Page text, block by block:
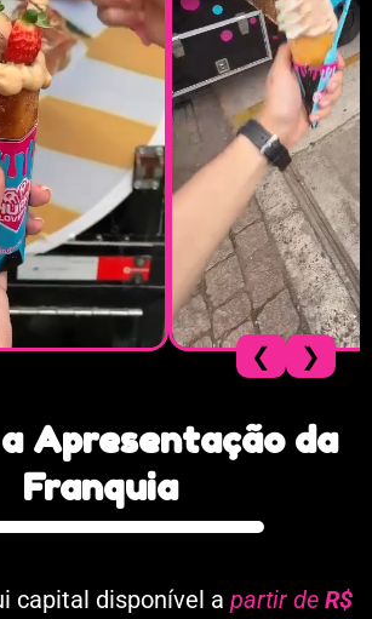
❮ ❯
a Apresentação da
Franquia
capital disponível a partir de R$